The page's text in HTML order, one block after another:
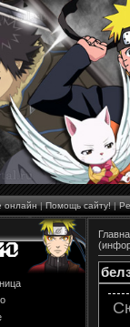
онлайн|Помощь сайту!|